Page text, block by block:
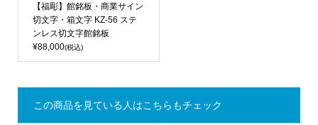
【福彫】館銘板・商業サイン
切文字・箱文字 KZ-56 ステ
ンレス切文字館銘板
¥88,000(税込)
この商品を見ている人はこちらもチェック